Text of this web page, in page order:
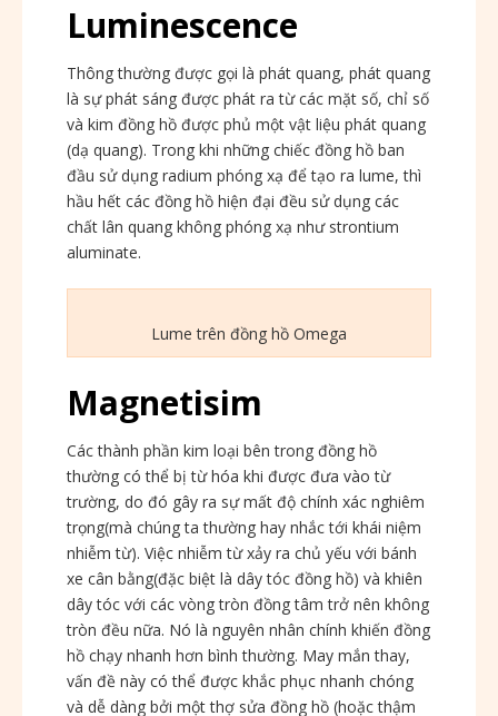
Luminescence
Thông thường được gọi là phát quang, phát quang
là sự phát sáng được phát ra từ các mặt số, chỉ số
và kim đồng hồ được phủ một vật liệu phát quang
(dạ quang). Trong khi những chiếc đồng hồ ban
đầu sử dụng radium phóng xạ để tạo ra lume, thì
hầu hết các đồng hồ hiện đại đều sử dụng các
chất lân quang không phóng xạ như strontium
aluminate.
Lume trên đồng hồ Omega
Magnetisim
Các thành phần kim loại bên trong đồng hồ
thường có thể bị từ hóa khi được đưa vào từ
trường, do đó gây ra sự mất độ chính xác nghiêm
trọng(mà chúng ta thường hay nhắc tới khái niệm
nhiễm từ). Việc nhiễm từ xảy ra chủ yếu với bánh
xe cân bằng(đặc biệt là dây tóc đồng hồ) và khiên
dây tóc với các vòng tròn đồng tâm trở nên không
tròn đều nữa. Nó là nguyên nhân chính khiến đồng
hồ chạy nhanh hơn bình thường. May mắn thay,
vấn đề này có thể được khắc phục nhanh chóng
và dễ dàng bởi một thợ sửa đồng hồ (hoặc thậm